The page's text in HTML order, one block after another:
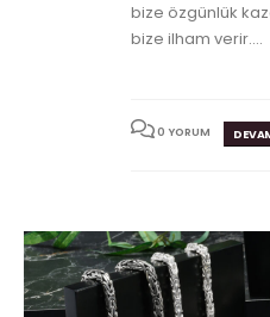
bize özgünlük
bize ilham verir....
0 YORUM